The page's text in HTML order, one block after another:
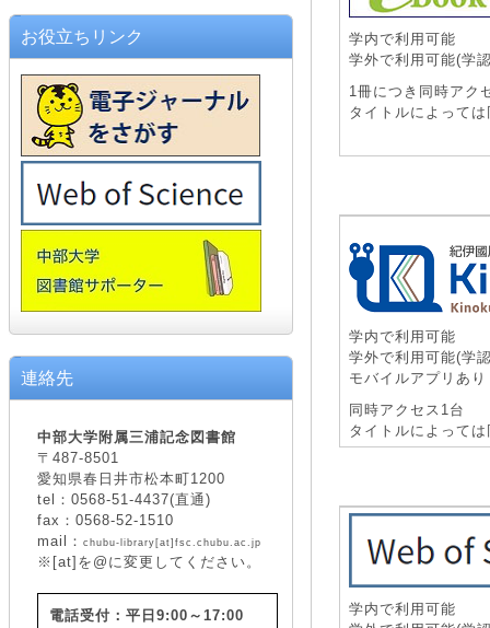
お役立ちリンク
連絡先
中部大学附属三浦記念図書館
〒487-8501
愛知県春日井市松本町1200
tel：0568-51-4437(直通)
fax：0568-52-1510
mail： chubu-library[at]fsc.chubu.ac.jp
※[at]を@に変更してください。
電話受付：平日9:00～17:00
学内で利用可能
学外で利用可能(学
1冊につき同時アク
タイトルによって
学内で利用可能
学外で利用可能(学
モバイルアプリあり
同時アクセス1台
タイトルによって
学内で利用可能